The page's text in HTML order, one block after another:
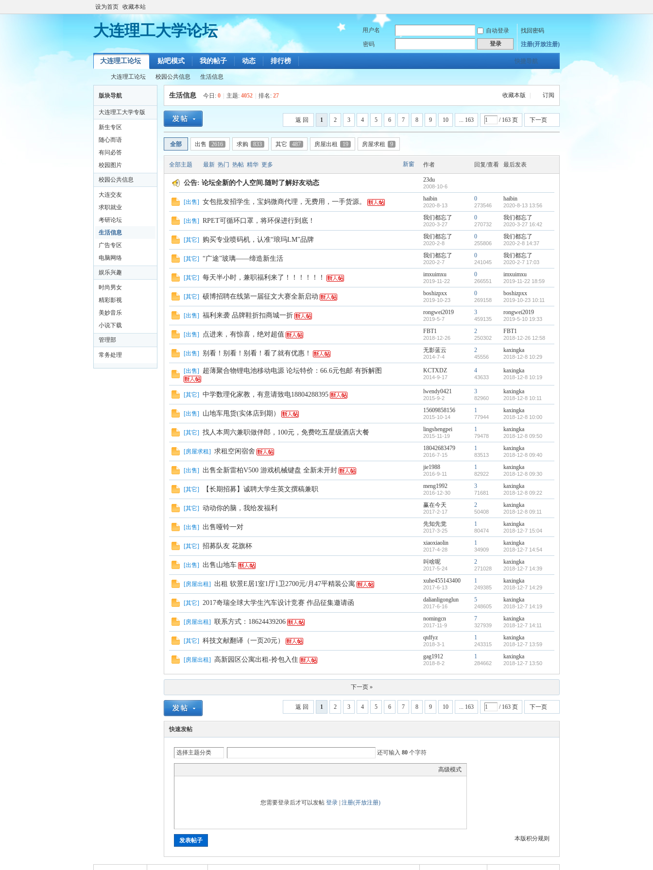
设为首页 收藏本站
大连理工大学论坛 用户名 自动登录
找回密码
密码
登录 注册(开放注册)
快捷导航
大连理工论坛 贴吧模式 我的帖子 动态 排行榜
大
理
»
大连理工论坛
›
校园公共信息
›
生活信息
版块导航
大连理工大学专版
新生专区
随心而语
有问必答
校园图片
校园公共信息
大连交友
求职就业
考研论坛
生活信息
广告专区
电脑网络
娱乐兴趣
时尚男女
精彩影视
美妙音乐
小说下载
管理部
常务处理
收藏本版 订阅
生活信息 今日: 0 主题: 4052 排名: 27
1 2 3 4 5 6 7 8 9 10 ... 163 / 163 页 下一页
返 回
全部 出售 2616 求购 833 其它 487 房屋出租 19 房屋求租 9
新窗
全部主题 最新 热门 热帖 精华 更多 作者 回复/查看 最后发表
公告: 论坛全新的个人空间.随时了解好友动态 23du
2008-10-6
[出售] 女包批发招学生，宝妈微商代理，无费用，一手货源。 haibin
2020-8-13
0
273546
haibin
2020-8-13 13:56
[出售] RPET可循环口罩，将环保进行到底！ 我们都忘了
2020-3-27
0
270732
我们都忘了
2020-3-27 16:42
[其它] 购买专业喷码机，认准“琅玛LM”品牌 我们都忘了
2020-2-8
0
255806
我们都忘了
2020-2-8 14:37
[其它] “广途”玻璃——缔造新生活 我们都忘了
2020-2-7
0
241045
我们都忘了
2020-2-7 17:03
[其它] 每天半小时，兼职福利来了！！！！！！ imxuimxu
2019-11-22
0
266551
imxuimxu
2019-11-22 18:59
[其它] 硕博招聘在线第一届征文大赛全新启动 boshizpxx
2019-10-23
0
269158
boshizpxx
2019-10-23 10:11
[出售] 福利来袭 品牌鞋折扣商城一折 rongwei2019
2019-5-7
3
459135
rongwei2019
2019-5-10 19:33
[出售] 点进来，有惊喜，绝对超值 FBT1
2018-12-26
2
250302
FBT1
2018-12-26 12:58
[出售] 别看！别看！别看！看了就有优惠！ 无影蓝云
2014-7-4
2
45556
kaxingka
2018-12-8 10:29
[出售] 超薄聚合物锂电池移动电源 论坛特价：66.6元包邮 有拆解图 KCTXDZ
2014-9-17
4
43633
kaxingka
2018-12-8 10:19
[其它] 中学数理化家教，有意请致电18804288395 lwendy0421
2015-9-2
3
82960
kaxingka
2018-12-8 10:11
[出售] 山地车甩货(实体店到期） 15609858156
2015-10-14
1
77944
kaxingka
2018-12-8 10:00
[其它] 找人本周六兼职做伴郎，100元，免费吃五星级酒店大餐 lingshengpei
2015-11-19
1
79478
kaxingka
2018-12-8 09:50
[房屋求租] 求租空闲宿舍 18042683479
2016-7-15
1
83513
kaxingka
2018-12-8 09:40
[出售] 出售全新雷柏V500 游戏机械键盘 全新未开封 jie1988
2016-9-11
1
82922
kaxingka
2018-12-8 09:30
[其它] 【长期招募】诚聘大学生英文撰稿兼职 meng1992
2016-12-30
3
71681
kaxingka
2018-12-8 09:22
[其它] 动动你的脑，我给发福利 赢在今天
2017-2-17
2
50408
kaxingka
2018-12-8 09:11
[出售] 出售哑铃一对 先知先觉
2017-3-25
1
80474
kaxingka
2018-12-7 15:04
[其它] 招募队友 花旗杯 xiaoxiaolin
2017-4-28
1
34909
kaxingka
2018-12-7 14:54
[出售] 出售山地车 叫啥呢
2017-5-24
2
271028
kaxingka
2018-12-7 14:39
[房屋出租] 出租 软景E居1室1厅1卫2700元/月47平精装公寓 xuhe455143400
2017-6-13
1
249385
kaxingka
2018-12-7 14:29
[其它] 2017奇瑞全球大学生汽车设计竞赛 作品征集邀请函 dalianligonglun
2017-6-16
5
248605
kaxingka
2018-12-7 14:19
[房屋出租] 联系方式：18624439206 nomingcn
2017-11-9
7
327939
kaxingka
2018-12-7 14:11
[其它] 科技文献翻译（一页20元） qtdfyz
2018-3-1
1
243315
kaxingka
2018-12-7 13:59
[房屋出租] 高新园区公寓出租-拎包入住 gag1912
2018-8-2
1
284662
kaxingka
2018-12-7 13:50
下一页 »
1 2 3 4 5 6 7 8 9 10 ... 163 / 163 页 下一页
返 回
快速发帖
选择主题分类 还可输入 80 个字符
高级模式
您需要登录后才可以发帖 登录 注册(开放注册)
本版积分规则
发表帖子